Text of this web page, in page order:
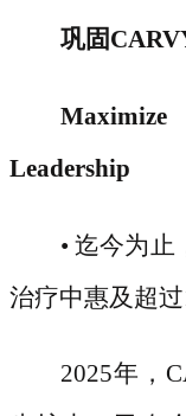
巩固
Leadership
• 迄今为
治疗中惠及超过
2025年，